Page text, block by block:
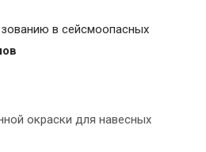
в сейсмоопасных
окраски для навесных